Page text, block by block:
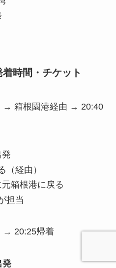
時間・チケット
→ 箱根園港経由 → 20:40
（経由）
箱根港に戻る
担当
→ 20:25帰着
発